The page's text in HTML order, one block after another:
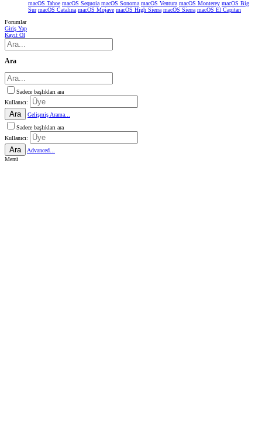
macOS Tahoe macOS Sequoia macOS Sonoma macOS Ventura macOS Monterey macOS Big
Sur macOS Catalina macOS Mojave macOS High Sierra macOS Sierra macOS El Capitan
Forumlar
Giriş Yap
Kayıt Ol
Ara
Sadece başlıkları ara
Kullanıcı:
Ara
Gelişmiş Arama...
Sadece başlıkları ara
Kullanıcı:
Ara
Advanced...
Menü